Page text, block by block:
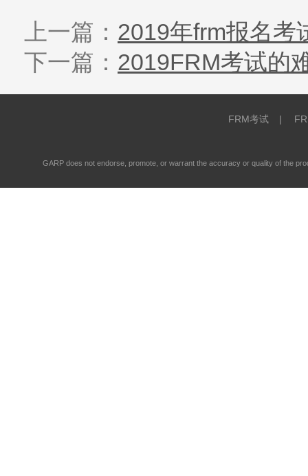
上一篇： 2019年frm报名考
下一篇： 2019FRM考试的
FRM考试 |
GARP does not endorse, promote, or warrant the accuracy or quality of the